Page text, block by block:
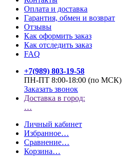
Оплата и доставка
Гарантия, обмен и возврат
Отзывы
Как оформить заказ
Как отследить заказ
FAQ
+7(989) 803-19-58
ПН-ПТ 8:00-18:00 (по МСК)
Заказать звонок
Доставка в город:
…
Личный кабинет
Избранное…
Сравнение…
Корзина…